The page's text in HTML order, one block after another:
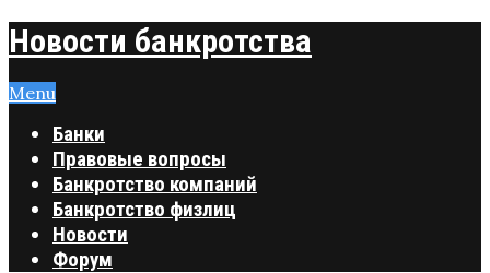
Новости банкротства
Menu
Банки
Правовые вопросы
Банкротство компаний
Банкротство физлиц
Новости
Форум